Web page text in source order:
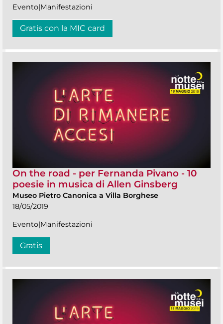
Evento|Manifestazioni
Gratis con la MIC card
On the road - per Fernanda Pivano - 10
poesie in musica di Allen Ginsberg
Museo Pietro Canonica a Villa Borghese
18/05/2019
Evento|Manifestazioni
Gratis